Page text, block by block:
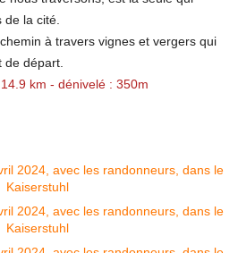
la cité.
à travers vignes et vergers qui
départ.
km - dénivelé : 350m